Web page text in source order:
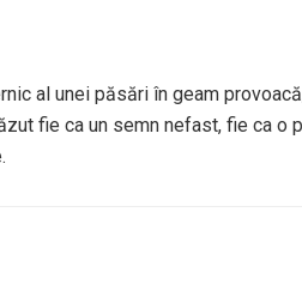
al unei păsări în geam
fie ca un semn nefast, fie ca o